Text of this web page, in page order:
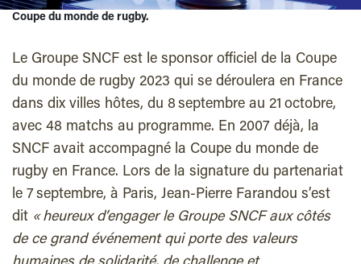
Coupe du monde de rugby.
Le Groupe SNCF est le sponsor officiel de la Coupe
du monde de rugby 2023 qui se déroulera en France
dans dix villes hôtes, du 8 septembre au 21 octobre,
avec 48 matchs au programme. En 2007 déjà, la
SNCF avait accompagné la Coupe du monde de
rugby en France. Lors de la signature du partenariat
le 7 septembre, à Paris, Jean-Pierre Farandou s’est
dit « heureux d’engager le Groupe SNCF aux côtés
de ce grand événement qui porte des valeurs